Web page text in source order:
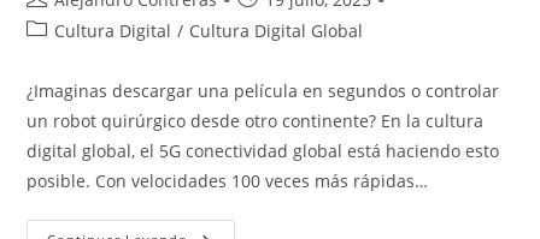
de
publicada:
Categoría
entrada:
Cultura Digital / Cultura Digital Global
¿Imaginas descargar una película en segundos o controlar
un robot quirúrgico desde otro continente? En la cultura
digital global, el 5G conectividad global está haciendo esto
posible. Con velocidades 100 veces más rápidas…